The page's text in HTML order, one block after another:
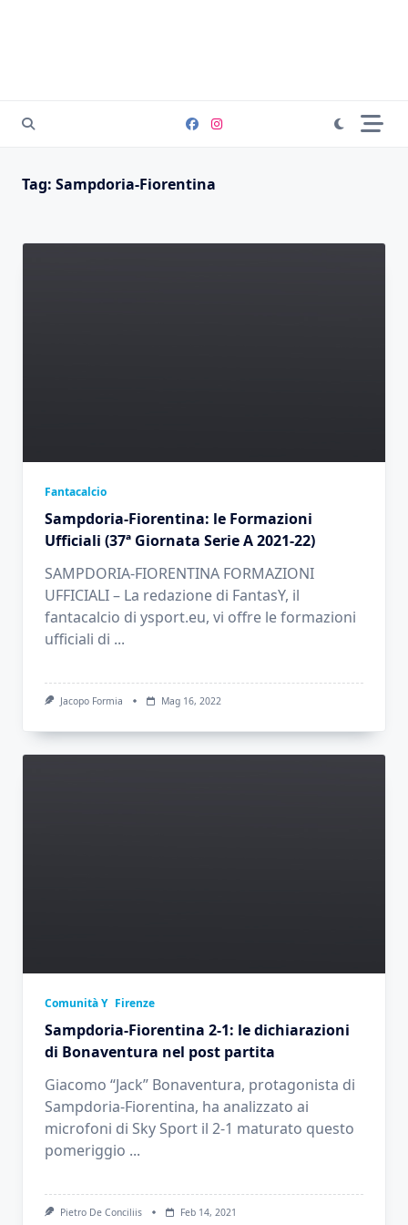
Tag: Sampdoria-Fiorentina
Fantacalcio
Sampdoria-Fiorentina: le Formazioni
Ufficiali (37ª Giornata Serie A 2021-22)
SAMPDORIA-FIORENTINA FORMAZIONI
UFFICIALI – La redazione di FantasY, il
fantacalcio di ysport.eu, vi offre le formazioni
ufficiali di ...
Jacopo Formia Mag 16, 2022
Comunità Y Firenze
Sampdoria-Fiorentina 2-1: le dichiarazioni
di Bonaventura nel post partita
Giacomo “Jack” Bonaventura, protagonista di
Sampdoria-Fiorentina, ha analizzato ai
microfoni di Sky Sport il 2-1 maturato questo
pomeriggio ...
Pietro De Conciliis Feb 14, 2021